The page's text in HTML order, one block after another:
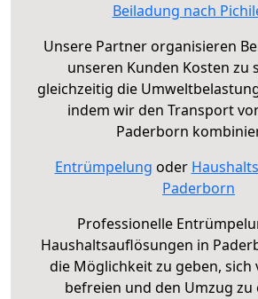
Beiladung nach
Unsere Partner organisieren
unseren Kunden Kosten zu
gleichzeitig die
indem wir den Transport
Paderborn
Entrümpelung oder
Paderborn
Professionelle
Haushaltsauflösungen in
die Möglichkeit zu geben, sich
befreien und den Umzug zu